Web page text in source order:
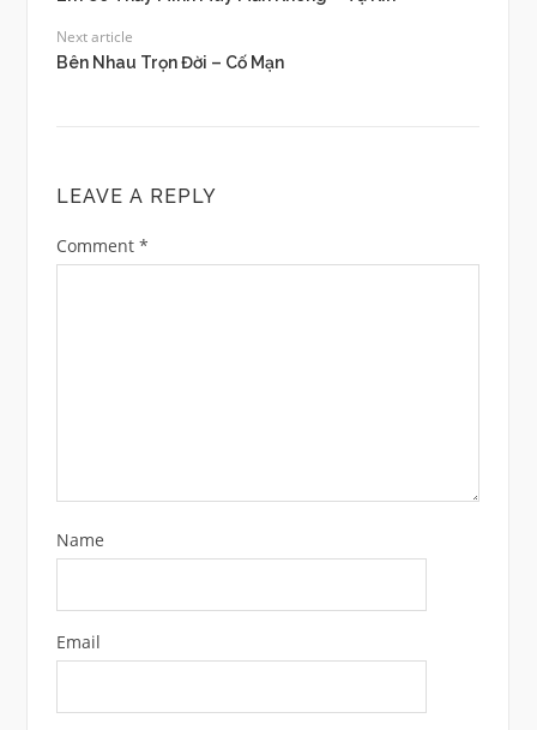
Next article
Bên Nhau Trọn Đời – Cố Mạn
LEAVE A REPLY
Comment *
Name
Email